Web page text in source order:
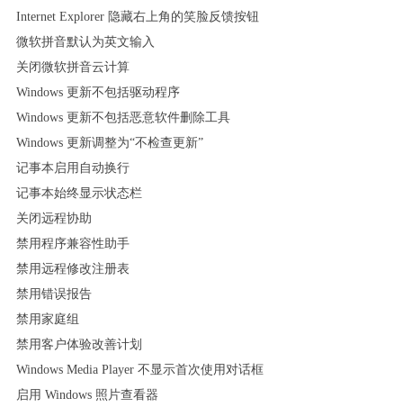
Internet Explorer 隐藏右上角的笑脸反馈按钮
微软拼音默认为英文输入
关闭微软拼音云计算
Windows 更新不包括驱动程序
Windows 更新不包括恶意软件删除工具
Windows 更新调整为“不检查更新”
记事本启用自动换行
记事本始终显示状态栏
关闭远程协助
禁用程序兼容性助手
禁用远程修改注册表
禁用错误报告
禁用家庭组
禁用客户体验改善计划
Windows Media Player 不显示首次使用对话框
启用 Windows 照片查看器